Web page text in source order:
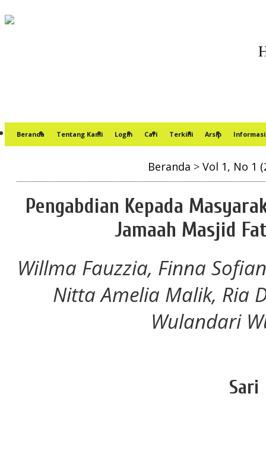
Beranda Tentang Kami Login Cari Terkini Arsip Informasi
Beranda > Vol 1, No 1
Pengabdian Kepada
Jamaah Masjid
Willma Fauzzia, Finna
Nitta Amelia Malik, Ria
Wulandari
Sari